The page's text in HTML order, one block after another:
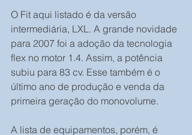
O Fit aqui listado é da versão
intermediária, LXL. A grande novidade
para 2007 foi a adoção da tecnologia
flex no motor 1.4. Assim, a potência
subiu para 83 cv. Esse também é o
último ano de produção e venda da
primeira geração do monovolume.
A lista de equipamentos, porém, é